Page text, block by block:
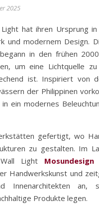
2025
hat ihren Ursprung
und modernem Design.
in den frühen
um eine Lichtquelle
ist. Inspiriert von
der Philippinen
ein modernes
gefertigt, wo
zu gestalten. Im
Light Mosundesign
Handwerkskunst und
Innenarchitekten an,
Produkte legen.